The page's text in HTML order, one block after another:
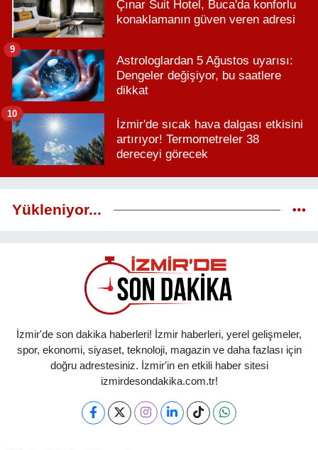
Çınar Suit Hotel, Buca'da konforlu
konaklamanın güven veren adresi
Astrologlardan 5 Ağustos uyarısı:
Dengeler değişiyor, bu saatlere
dikkat
9
İzmir'de sıcak hava dalgası etkisini
artırıyor! Termometreler 38
dereceyi görecek
10
Yükleniyor...
İzmir'de son dakika haberleri! İzmir haberleri, yerel gelişmeler,
spor, ekonomi, siyaset, teknoloji, magazin ve daha fazlası için
doğru adrestesiniz. İzmir'in en etkili haber sitesi
izmirdesondakika.com.tr!